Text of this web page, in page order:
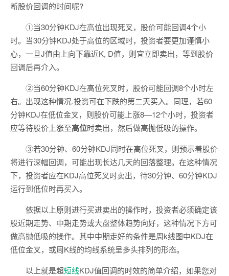
断股价回调的时间呢?
①当30分钟KDJ在高位出现死叉，股价可能回调4个小
时。当30分钟KDJ处于高位的区域时，投资者要更加谨慎小
心，一旦J值由上向下靠近K, D值，则宜立即卖出，等到股价
回调后再介入。
②当60分钟KDJ在高位死叉时，股价可能回调8个小时左
右。出现这种情况.投资可在下跌的第二天买入。同理，若60
分钟KDJ在低位金叉，则股价可能上涨8—12个小时，投资者
应等待股价上涨至高位时卖出，然后做高抛低吸的操作。
③若30分钟、60分钟KDJ同时在高位死叉，则预示着股价
将进行深幅回调，可能出现长达几天的回落整理。在这种情况
下，投资者应在KDJ高位死叉时卖出，待30分钟、60分钟KDJ
运行到低位时再买入。
依据以上原则进行买进卖出的操作时，投资者必须确定该
股近期走势、中期走势或大盘整体趋势向好，这种情况下方可
做高抛低吸的操作。其中中期走好的条件是周k线图中KDJ在
低位金叉，或周K线的均线系统呈多头排列的形态。
以上就是超短线KDJ值回调的时效的简单介绍，如果您对